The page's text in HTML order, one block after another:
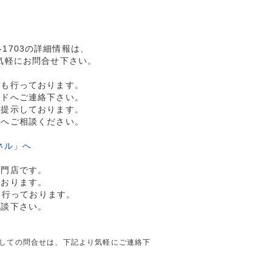
の詳細情報は、
にお問合せ下さい。
行っております。
へご連絡下さい。
示しております。
ご相談ください。
ル」へ
店です。
ります。
っております。
下さい。
の問合せは、下記より気軽にご連絡下